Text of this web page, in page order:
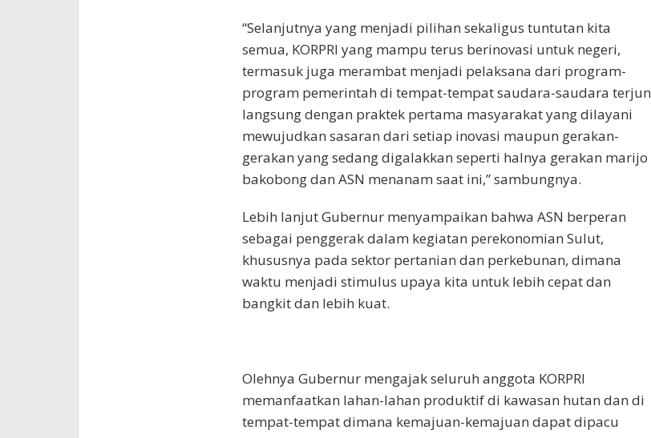
“Selanjutnya yang menjadi pilihan sekaligus tuntutan kita
semua, KORPRI yang mampu terus berinovasi untuk negeri,
termasuk juga merambat menjadi pelaksana dari program-
program pemerintah di tempat-tempat saudara-saudara terjun
langsung dengan praktek pertama masyarakat yang dilayani
mewujudkan sasaran dari setiap inovasi maupun gerakan-
gerakan yang sedang digalakkan seperti halnya gerakan marijo
bakobong dan ASN menanam saat ini,” sambungnya.
Lebih lanjut Gubernur menyampaikan bahwa ASN berperan
sebagai penggerak dalam kegiatan perekonomian Sulut,
khususnya pada sektor pertanian dan perkebunan, dimana
waktu menjadi stimulus upaya kita untuk lebih cepat dan
bangkit dan lebih kuat.
Olehnya Gubernur mengajak seluruh anggota KORPRI
memanfaatkan lahan-lahan produktif di kawasan hutan dan di
tempat-tempat dimana kemajuan-kemajuan dapat dipacu